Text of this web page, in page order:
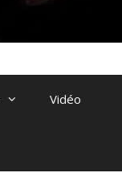
Vidéo